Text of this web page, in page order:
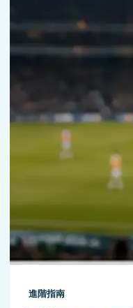
進階指南